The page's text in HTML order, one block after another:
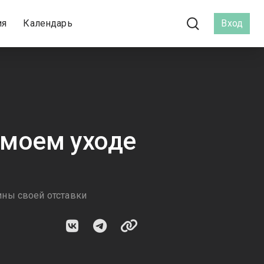
Календарь Вход
уходе
своей отставки